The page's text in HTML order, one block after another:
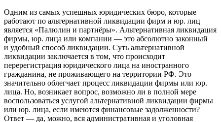
Одним из самых успешных юридических бюро, которые
работают по альтернативной ликвидации фирм и юр. лиц
является «Палюлин и партнёры». Альтернативная ликвидация
фирмы, юр. лица или компании — это абсолютно законный
и удобный способ ликвидации. Суть альтернативной
ликвидации заключается в том, что происходит
перерегистрация юридического лица на иностранного
гражданина, не проживающего на территории РФ. Это
значительно облегчает процесс ликвидации фирмы или юр.
лица. Но, возникает вопрос, возможно ли в полной мере
воспользоваться услугой альтернативной ликвидации фирмы
или юр. лица, если имеются финансовые задолженности?
Ответ — да, можно, вся административная и уголовная